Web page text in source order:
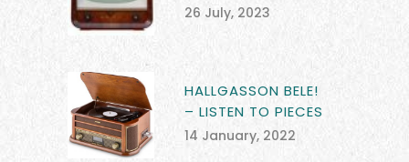
26 July, 2023
HALLGASSON BELE!
– LISTEN TO PIECES
14 January, 2022